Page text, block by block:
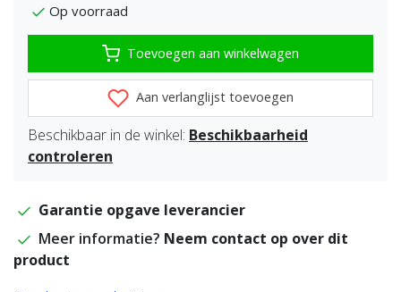
Op voorraad
Toevoegen aan winkelwagen
Aan verlanglijst toevoegen
Beschikbaar in de winkel: Beschikbaarheid
controleren
Garantie opgave leverancier
Meer informatie? Neem contact op over dit
product